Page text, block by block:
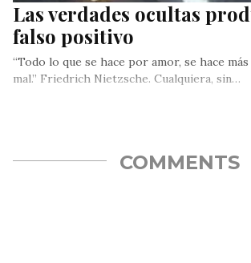
Las verdades ocultas
falso positivo
“Todo lo que se hace por amor, se hace
mal.” Friedrich Nietzsche. Cualquiera, sin…
COMMENTS